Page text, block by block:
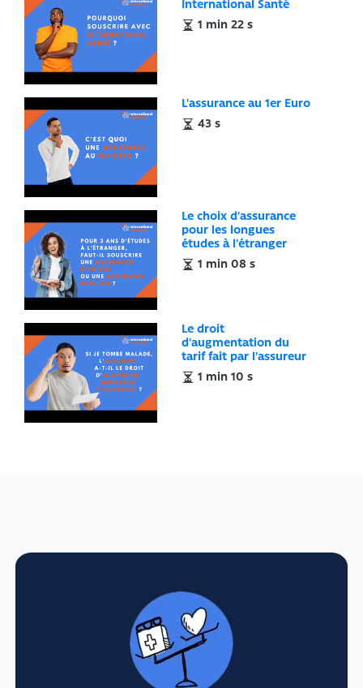
International Santé
1 min 22 s
L'assurance au 1er Euro
43 s
Le choix d'assurance
pour les longues
études à l'étranger
1 min 08 s
Le droit
d'augmentation du
tarif fait par l'assureur
1 min 10 s